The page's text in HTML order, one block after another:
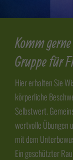
Komm
Gruppe für
Hier erhalten Sie
körperliche
Selbstwert.
wertvolle Übungen
mit dem
Ein geschützter